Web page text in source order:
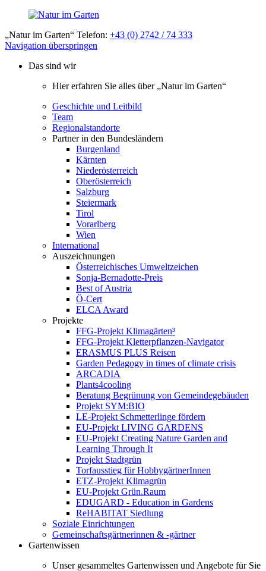
„Natur im Garten“ Telefon: +43 (0) 2742 / 74 333
Navigation überspringen
Das sind wir
Hier erfahren Sie alles über „Natur im Garten“
Geschichte und Leitbild
Team
Regionalstandorte
Partner in den Bundesländern
Burgenland
Kärnten
Niederösterreich
Oberösterreich
Salzburg
Steiermark
Tirol
Vorarlberg
Wien
International
Auszeichnungen
Österreichisches Umweltzeichen
Sonja-Bernadotte-Preis
Best of Austria
Ö-Cert
ELCA Award
Projekte
FFG-Projekt Klimagärten³
FFG-Projekt Kletterpflanzen-Navigator
ERASMUS PLUS Reisen
Garden Pedagogy in times of climate crisis
ARCADIA
Plants4cooling
Beratung Begrünung von Gemeindegebäuden
Projekt SYM:BIO
LE-Projekt Schmetterlinge fördern
EU-Projekt LIVING GARDENS
EU-Projekt Creating Nature Garden and
Learning Through It
Projekt Stadtgrün
Torfausstieg für HobbygärtnerInnen
ETZ-Projekt Klimagrün
EU-Projekt Grün.Raum
EDUGARD - Education in Gardens
ReHABITAT Siedlung
Soziale Einrichtungen
Gemeinschaftsgärtnerinnen & -gärtner
Gartenwissen
Unser gesammeltes Gartenwissen und Angebote für Sie